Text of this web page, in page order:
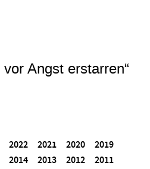
Angst erstarren“
2022 2021 2020
2019
2014 2013 2012
2011